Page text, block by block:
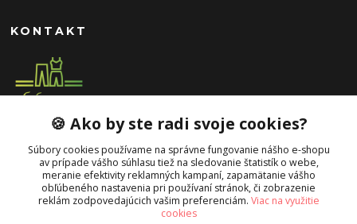
KONTAKT
0907 613 939
slavka.mecarova@gmail.com
🍪 Ako by ste radi svoje cookies?
Súbory cookies používame na správne fungovanie nášho e-shopu
av prípade vášho súhlasu tiež na sledovanie štatistík o webe,
meranie efektivity reklamných kampaní, zapamätanie vášho
obľúbeného nastavenia pri používaní stránok, či zobrazenie
reklám zodpovedajúcich vašim preferenciám. Viac na využitie
cookies